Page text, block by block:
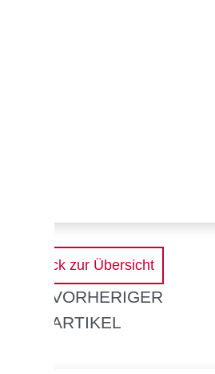
Zurück zur Übersicht
VORHERIGER
ARTIKEL